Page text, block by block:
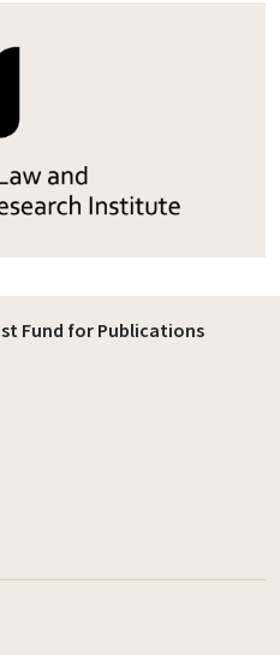
Fund for Publications